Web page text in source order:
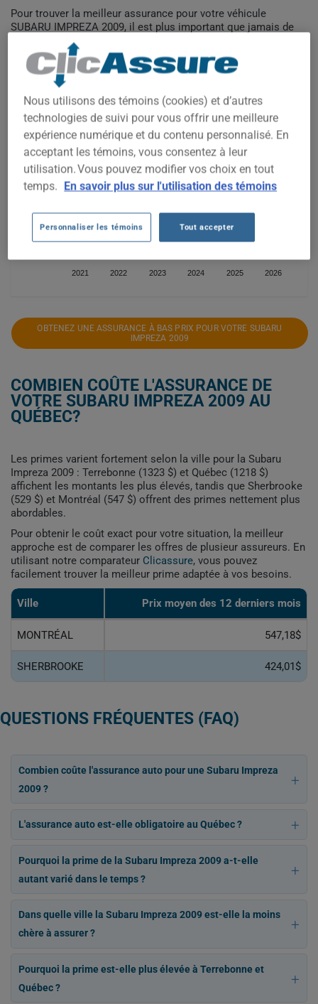
Pour trouver la meilleur assurance pour votre véhicule
SUBARU IMPREZA 2009, il est plus important que jamais de
comparer les options disponibles.
2021 2022 2023 2024 2025 2026
800$
OBTENEZ UNE ASSURANCE À BAS PRIX POUR VOTRE SUBARU
IMPREZA 2009
COMBIEN COÛTE L'ASSURANCE DE
VOTRE SUBARU IMPREZA 2009 AU
QUÉBEC?
Les primes varient fortement selon la ville pour la Subaru
Impreza 2009 : Terrebonne (1323 $) et Québec (1218 $)
affichent les montants les plus élevés, tandis que Sherbrooke
(529 $) et Montréal (547 $) offrent des primes nettement plus
abordables.
Pour obtenir le coût exact pour votre situation, la meilleur
approche est de comparer les offres de plusieur assureurs. En
utilisant notre comparateur Clicassure, vous pouvez
facilement trouver la meilleur prime adaptée à vos besoins.
Ville Prix ​​moyen des 12 derniers mois
MONTRÉAL 547,18$
SHERBROOKE 424,01$
QUESTIONS FRÉQUENTES (FAQ)
Combien coûte l'assurance auto pour une Subaru Impreza
2009 ?
L'assurance auto est-elle obligatoire au Québec ?
Pourquoi la prime de la Subaru Impreza 2009 a-t-elle
autant varié dans le temps ?
Dans quelle ville la Subaru Impreza 2009 est-elle la moins
chère à assurer ?
Pourquoi la prime est-elle plus élevée à Terrebonne et
Québec ?
Nous utilisons des témoins (cookies) et d’autres
technologies de suivi pour vous offrir une meilleure
expérience numérique et du contenu personnalisé. En
acceptant les témoins, vous consentez à leur
utilisation. Vous pouvez modifier vos choix en tout
temps. En savoir plus sur l'utilisation des témoins
Personnaliser les témoins Tout accepter